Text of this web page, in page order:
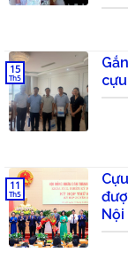
15
Th5
Nội
11
Th5